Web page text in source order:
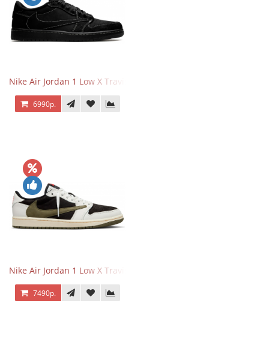
Nike Air Jordan 1 Low X Travis Scott Black Phantom
6990р.
Nike Air Jordan 1 Low X Travis Scott Olive
7490р.